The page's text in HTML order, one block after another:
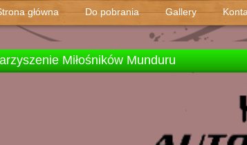
główna Do pobrania Gallery
Miłośników Munduru